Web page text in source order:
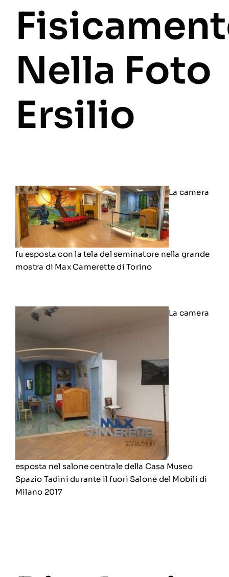
Nella Foto
Ersilio
La camera
fu esposta con la tela del seminatore nella grande
mostra di Max Camerette di Torino
La camera
esposta nel salone centrale della Casa Museo
Spazio Tadini durante il fuori Salone del Mobili di
Milano 2017